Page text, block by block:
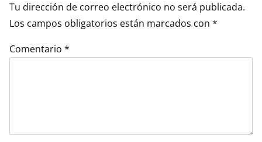
Tu dirección de correo electrónico no será publicada.
Los campos obligatorios están marcados con *
Comentario *